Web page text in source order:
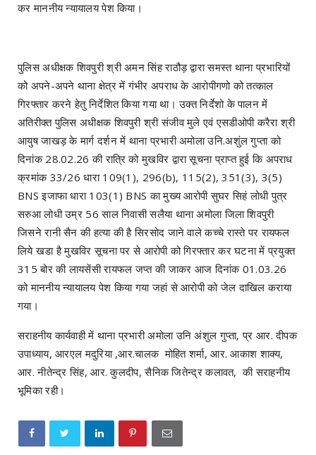
कर माननीय न्यायालय पेश किया।
पुलिस अधीक्षक शिवपुरी श्री अमन सिंह राठौड़ द्वारा समस्त थाना प्रभारियों
को अपने-अपने थाना क्षेत्र में गंभीर अपराध के आरोपीगणो को तत्काल
गिरफ्तार करने हेतु निर्देशित किया गया था। उक्त निर्देशो के पालन में
अतिरीक्त पुलिस अधीक्षक शिवपुरी श्री संजीव मुले एवं एसडीओपी करैरा श्री
आयुष जाखड़ के मार्ग दर्शन में थाना प्रभारी अमोला उनि.अशुंल गुप्ता को
दिनांक 28.02.26 की रात्रि को मुखविर द्वारा सूचना प्राप्त हुई कि अपराध
क्रमांक 33/26 धारा 109(1), 296(b), 115(2), 351(3), 3(5)
BNS इजाफा धारा 103(1) BNS का मुख्य आरोपी सुघर सिहं लोधी पुत्र
सरुआ लोधी उम्र 56 साल निवासी सलैया थाना अमोला जिला शिवपुरी
जिसने रानी सैन की हत्या की है सिरसोद जाने वाले कच्चे रास्ते पर रायफल
लिये खडा है मुखविर सूचना पर से आरोपी को गिरफ्तार कर घटना में प्रयुक्त
315 बोर की लायसेंसी रायफल जप्त की जाकर आज दिनांक 01.03.26
को माननीय न्यायालय पेश किया गया जहां से आरोपी को जेल दाखिल कराया
गया।
सराहनीय कार्यवाही में थाना प्रभारी अमोला उनि अंशुल गुप्ता, प्र आर. दीपक
उपाध्याय, आरएल मदुरिया ,आर.चालक मोहित शर्मा, आर. आकाश शाक्य,
आर. नीतेन्द्र सिंह, आर. कुलदीप, सैनिक जितेन्द्र कलावत, की सराहनीय
भूमिका रही।